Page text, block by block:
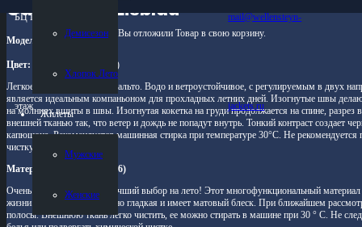
БЦ Панорама 6
этаж
mail@wellensteyn-
jackets.ru
Демисезон
Хлопок Лето
Жилеты
Мужские
Женские
Вы отложили Товар в свою корзину.
Carmel-716 Eisblau
Модель Carmel
Цвет: Eisblau (голубой лед)
Легкое летнее Wellensteyn пальто. Водо и ветроустойчивое, с регулируемым в двух
является идеальным компаньоном для прохладных летних дней. Изогнутые швы
на молниях вшиты в швы. Изогнутая кокетка на груди продолжается на спине,
внешней тканью так, что ветер и дождь не попадут внутрь. Тонкий контраст создает
капюшона. Рекомендуется машинная стирка при температуре 30°С. Не
чистку.
Материал: RoPoHiTec (716)
Очень легкий и поэтому лучший выбор на лето! Этот многофункциональный материал
жизни. Поверхность приятно гладкая и имеет матовый блеск. При ближайшем
полосы. Внешнюю ткань легко чистить, ее можно стирать в машине при 30 ° C. Не